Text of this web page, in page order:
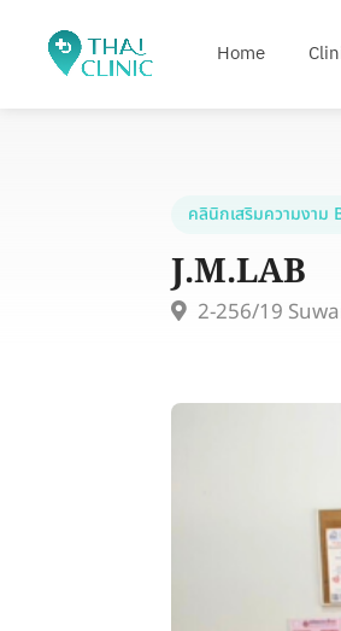
Home
คลินิกเสริมความงาม
J.M.LAB
2-256/19